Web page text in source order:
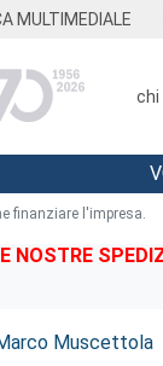
MULTIMEDIALE
chi
finanziare l'impresa.
NOSTRE
Muscettola